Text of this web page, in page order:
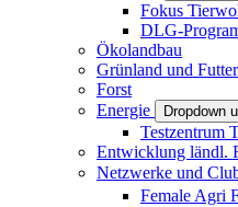
Fokus
DLG-
Ökolandbau
Grünland und
Forst
Energie
Dropdown
Testzentrum
Entwicklung ländl.
Netzwerke und
Female Agri